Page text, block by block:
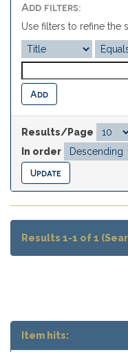
Add filters:
Use filters to refine the
Results/Page
In order
Results 1-1 of 1
Item hits: